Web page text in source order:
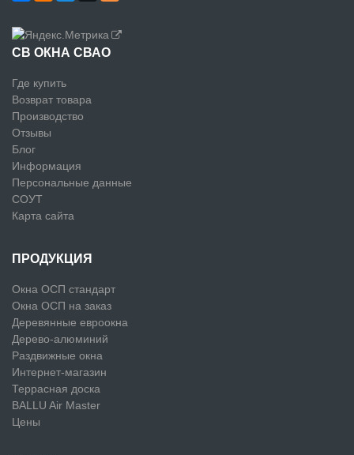
СВ ОКНА СВАО
Где купить
Возврат товара
Производство
Отзывы
Блог
Информация
Персональные данные
СОУТ
Карта сайта
ПРОДУКЦИЯ
Окна ОСП стандарт
Окна ОСП на заказ
Деревянные евроокна
Дерево-алюминий
Раздвижные окна
Интернет-магазин
Террасная доска
BALLU Air Master
Цены